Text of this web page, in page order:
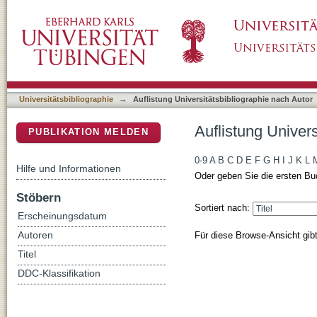
Universitätsbibliographie → Auflistung Universitätsbibliographie nach Autor
Auflistung
0-9 A B C D E F G H J K L
Oder geben Sie die ersten
Sortiert nach:
Für diese Browse-Ansicht
PUBLIKATION MELDEN
Hilfe und Informationen
Stöbern
Erscheinungsdatum
Autoren
Titel
DDC-Klassifikation